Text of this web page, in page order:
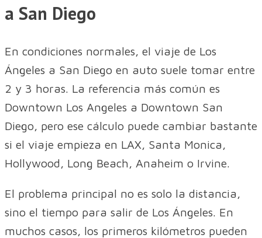
a San Diego
En condiciones normales, el viaje de Los
Ángeles a San Diego en auto suele tomar entre
2 y 3 horas. La referencia más común es
Downtown Los Angeles a Downtown San
Diego, pero ese cálculo puede cambiar bastante
si el viaje empieza en LAX, Santa Monica,
Hollywood, Long Beach, Anaheim o Irvine.
El problema principal no es solo la distancia,
sino el tiempo para salir de Los Ángeles. En
muchos casos, los primeros kilómetros pueden